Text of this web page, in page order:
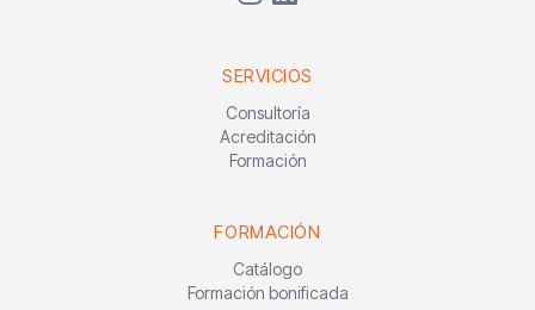
SERVICIOS
Consultoría
Acreditación
Formación
FORMACIÓN
Catálogo
Formación bonificada